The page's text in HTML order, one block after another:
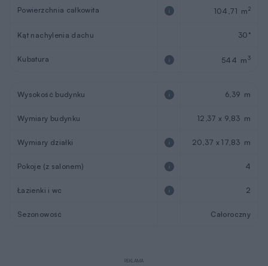
Powierzchnia całkowita 104,71 m2
Kąt nachylenia dachu 30°
Kubatura 544 m3
Wysokość budynku 6,39 m
Wymiary budynku 12,37 x 9,83 m
Wymiary działki 20,37 x 17,83 m
Pokoje (z salonem) 4
Łazienki i wc 2
Sezonowość Całoroczny
REKLAMA